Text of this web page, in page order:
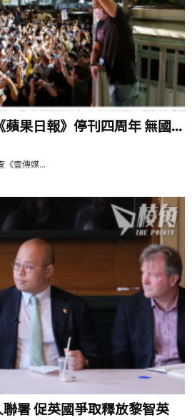
果日報》停刊四周年 無國...
《壹傳媒...
署 促英國爭取釋放黎智英